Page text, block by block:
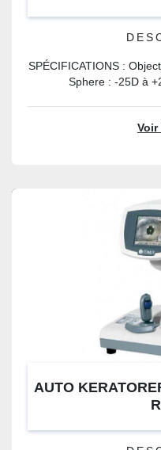
SPÉCIFICATIONS :
Sphere : -25D à
AUTO